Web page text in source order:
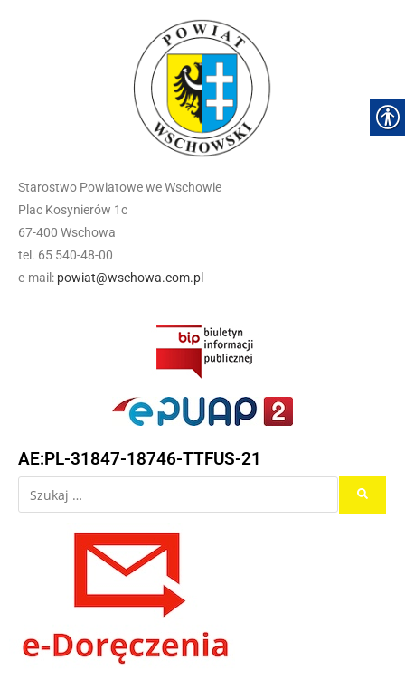
Starostwo Powiatowe we Wschowie
Plac Kosynierów 1c
67-400 Wschowa
tel. 65 540-48-00
e-mail: powiat@wschowa.com.pl
AE:PL-31847-18746-TTFUS-21